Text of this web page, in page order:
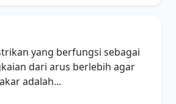
yang berfungsi sebagai
dari arus berlebih agar
adalah...